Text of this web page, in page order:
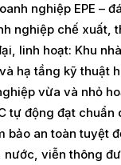
nghiệp EPE –
nghiệp chế xuất,
linh hoạt: Khu
hạ tầng kỹ thuật
vừa và nhỏ
tự động đạt
bảo an toàn tuyệt
nước, viễn thông